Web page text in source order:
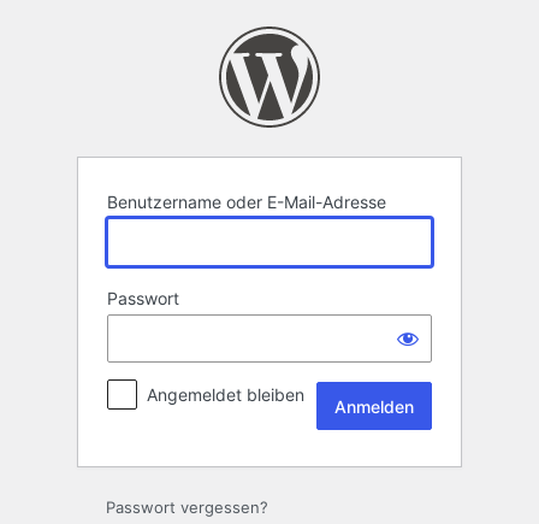
Benutzername oder E-Mail-Adresse
Passwort
Angemeldet bleiben
Passwort vergessen?